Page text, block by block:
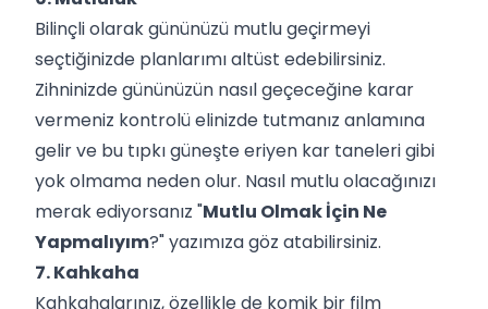
Bilinçli olarak gününüzü mutlu geçirmeyi
seçtiğinizde planlarımı altüst edebilirsiniz.
Zihninizde gününüzün nasıl geçeceğine karar
vermeniz kontrolü elinizde tutmanız anlamına
gelir ve bu tıpkı güneşte eriyen kar taneleri gibi
yok olmama neden olur. Nasıl mutlu olacağınızı
merak ediyorsanız "Mutlu Olmak İçin Ne
Yapmalıyım?" yazımıza göz atabilirsiniz.
7. Kahkaha
Kahkahalarınız, özellikle de komik bir film